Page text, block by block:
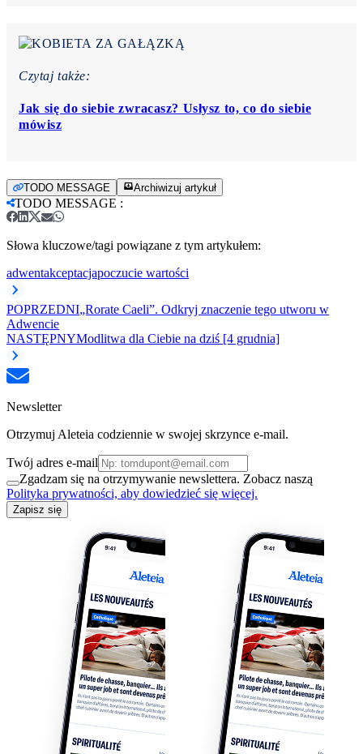
Czytaj także:
Jak się do siebie zwracasz? Usłysz to, co do siebie
mówisz
TODO MESSAGE Archiwizuj artykuł
TODO MESSAGE :
Słowa kluczowe/tagi powiązane z tym artykułem:
adwentakceptacjapoczucie wartości
POPRZEDNI„Rorate Caeli”. Odkryj znaczenie tego utworu w
Adwencie
NASTĘPNYModlitwa dla Ciebie na dziś [4 grudnia]
Newsletter
Otrzymuj Aleteia codziennie w swojej skrzynce e-mail.
Twój adres e-mail
Zgadzam się na otrzymywanie newslettera. Zobacz naszą
Polityka prywatności, aby dowiedzieć się więcej.
Zapisz się